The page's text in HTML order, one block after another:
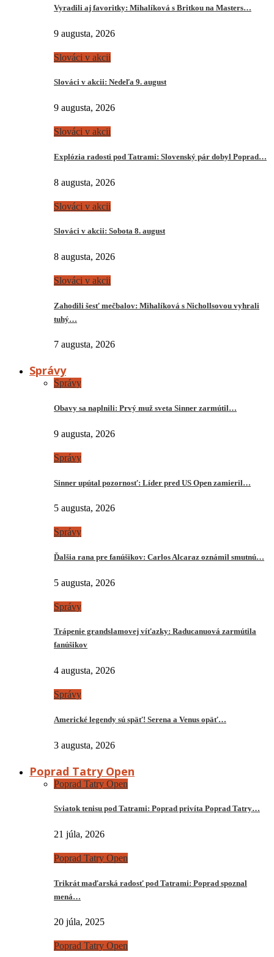
Vyradili aj favoritky: Mihalíková s Britkou na Masters…
9 augusta, 2026
Slováci v akcii
Slováci v akcii: Nedeľa 9. august
9 augusta, 2026
Slováci v akcii
Explózia radosti pod Tatrami: Slovenský pár dobyl Poprad…
8 augusta, 2026
Slováci v akcii
Slováci v akcii: Sobota 8. august
8 augusta, 2026
Slováci v akcii
Zahodili šesť mečbalov: Mihalíková s Nichollsovou vyhrali
tuhý…
7 augusta, 2026
Správy
Správy
Obavy sa naplnili: Prvý muž sveta Sinner zarmútil…
9 augusta, 2026
Správy
Sinner upútal pozornosť: Líder pred US Open zamieril…
5 augusta, 2026
Správy
Ďalšia rana pre fanúšikov: Carlos Alcaraz oznámil smutnú…
5 augusta, 2026
Správy
Trápenie grandslamovej víťazky: Raducanuová zarmútila
fanúšikov
4 augusta, 2026
Správy
Americké legendy sú späť! Serena a Venus opäť…
3 augusta, 2026
Poprad Tatry Open
Poprad Tatry Open
Sviatok tenisu pod Tatrami: Poprad privíta Poprad Tatry…
21 júla, 2026
Poprad Tatry Open
Trikrát maďarská radosť pod Tatrami: Poprad spoznal
mená…
20 júla, 2025
Poprad Tatry Open